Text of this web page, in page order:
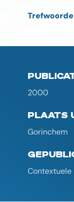
2000
PLAATS
Gorinchem